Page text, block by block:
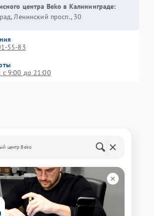
центра Beko в Калининграде:
Ленинский просп., 30
55-83
с 9:00 до 21:00
центр Beko